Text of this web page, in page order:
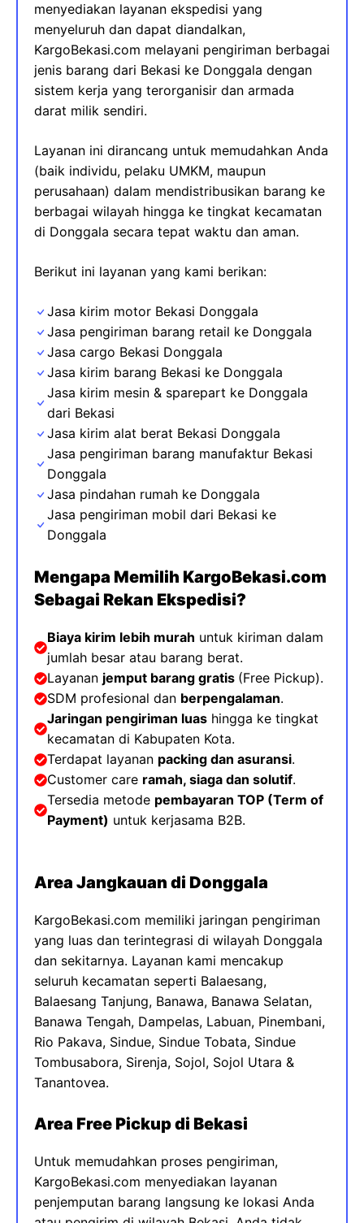
menyediakan layanan ekspedisi yang
menyeluruh dan dapat diandalkan,
KargoBekasi.com melayani pengiriman berbagai
jenis barang dari Bekasi ke Donggala dengan
sistem kerja yang terorganisir dan armada
darat milik sendiri.
Layanan ini dirancang untuk memudahkan Anda
(baik individu, pelaku UMKM, maupun
perusahaan) dalam mendistribusikan barang ke
berbagai wilayah hingga ke tingkat kecamatan
di Donggala secara tepat waktu dan aman.
Berikut ini layanan yang kami berikan:
Jasa kirim motor Bekasi Donggala
Jasa pengiriman barang retail ke Donggala
Jasa cargo Bekasi Donggala
Jasa kirim barang Bekasi ke Donggala
Jasa kirim mesin & sparepart ke Donggala
dari Bekasi
Jasa kirim alat berat Bekasi Donggala
Jasa pengiriman barang manufaktur Bekasi
Donggala
Jasa pindahan rumah ke Donggala
Jasa pengiriman mobil dari Bekasi ke
Donggala
Mengapa Memilih KargoBekasi.com
Sebagai Rekan Ekspedisi?
Biaya kirim lebih murah untuk kiriman dalam
jumlah besar atau barang berat.
Layanan jemput barang gratis (Free Pickup).
SDM profesional dan berpengalaman.
Jaringan pengiriman luas hingga ke tingkat
kecamatan di Kabupaten Kota.
Terdapat layanan packing dan asuransi.
Customer care ramah, siaga dan solutif.
Tersedia metode pembayaran TOP (Term of
Payment) untuk kerjasama B2B.
Area Jangkauan di Donggala
KargoBekasi.com memiliki jaringan pengiriman
yang luas dan terintegrasi di wilayah Donggala
dan sekitarnya. Layanan kami mencakup
seluruh kecamatan seperti Balaesang,
Balaesang Tanjung, Banawa, Banawa Selatan,
Banawa Tengah, Dampelas, Labuan, Pinembani,
Rio Pakava, Sindue, Sindue Tobata, Sindue
Tombusabora, Sirenja, Sojol, Sojol Utara &
Tanantovea.
Area Free Pickup di Bekasi
Untuk memudahkan proses pengiriman,
KargoBekasi.com menyediakan layanan
penjemputan barang langsung ke lokasi Anda